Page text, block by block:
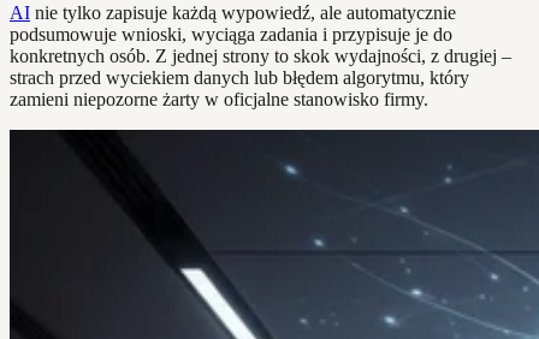
AI nie tylko zapisuje każdą wypowiedź, ale automatycznie
podsumowuje wnioski, wyciąga zadania i przypisuje je do
konkretnych osób. Z jednej strony to skok wydajności, z drugiej –
strach przed wyciekiem danych lub błędem algorytmu, który
zamieni niepozorne żarty w oficjalne stanowisko firmy.